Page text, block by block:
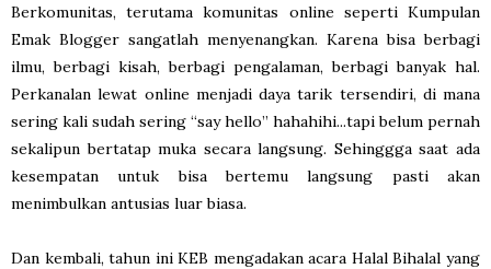
Berkomunitas, terutama komunitas online seperti Kumpulan
Emak Blogger sangatlah menyenangkan. Karena bisa berbagi
ilmu, berbagi kisah, berbagi pengalaman, berbagi banyak hal.
Perkanalan lewat online menjadi daya tarik tersendiri, di mana
sering kali sudah sering “say hello” hahahihi...tapi belum pernah
sekalipun bertatap muka secara langsung. Sehinggga saat ada
kesempatan untuk bisa bertemu langsung pasti akan
menimbulkan antusias luar biasa.
Dan kembali, tahun ini KEB mengadakan acara Halal Bihalal yang